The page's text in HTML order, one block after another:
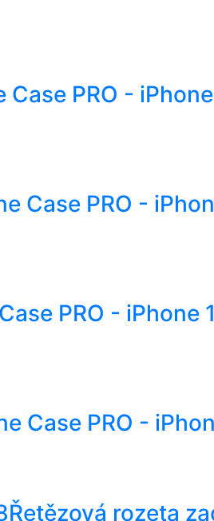
Case PRO -
Case PRO -
PRO - iPhone
Case PRO -
Řetězová rozeta